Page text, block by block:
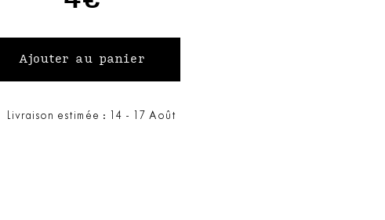
Livraison estimée : 14 - 17 Août